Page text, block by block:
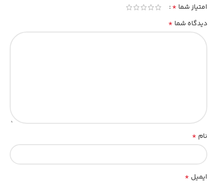
امتیاز شما *
دیدگاه شما *
نام *
ایمیل *